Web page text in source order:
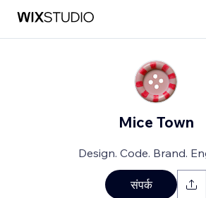
Mice Town
Design. Code. Brand.
संपर्क